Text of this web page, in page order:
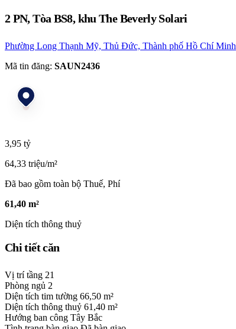
2 PN, Tòa BS8, khu The Beverly Solari
Phường Long Thạnh Mỹ, Thủ Đức, Thành phố Hồ Chí Minh
Mã tin đăng: SAUN2436
3,95 tỷ
64,33 triệu/m²
Đã bao gồm toàn bộ Thuế, Phí
61,40 m²
Diện tích thông thuỷ
Chi tiết căn
Vị trí tầng 21
Phòng ngủ 2
Diện tích tim tường 66,50 m²
Diện tích thông thuỷ 61,40 m²
Hướng ban công Tây Bắc